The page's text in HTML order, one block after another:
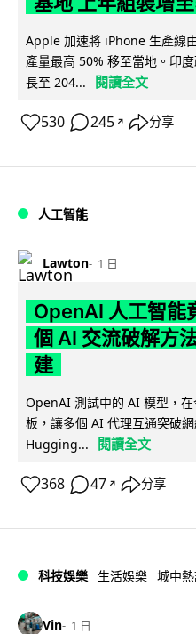
Apple 加速將 iPhone 生產線
產量最高 50% 移至當地。印
長至 204...
閱讀全文
530 245 ↗ 分享
人工智能
Lawton 1 日
OpenAI 人工智能
個 AI 交流破解方
建
OpenAI 測試中的 AI 模型，
板，讓多個 AI 代理互通突破
Hugging...
閱讀全文
368 47 ↗ 分享
科技娛樂 生活娛樂 城中
Vin 1 日